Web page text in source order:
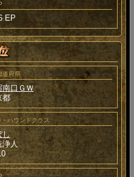
EP
道府県
南口ＧＷ
都
ハウンドクラス
し
浄人